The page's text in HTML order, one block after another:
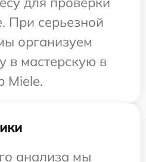
При серьезной
организуем
в мастерскую в
Miele.
анализа мы